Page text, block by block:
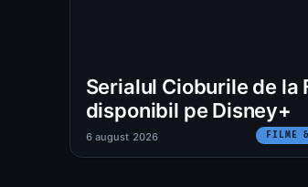
Serialul Cioburile de la
disponibil pe Disney+
FILME
6 august 2026